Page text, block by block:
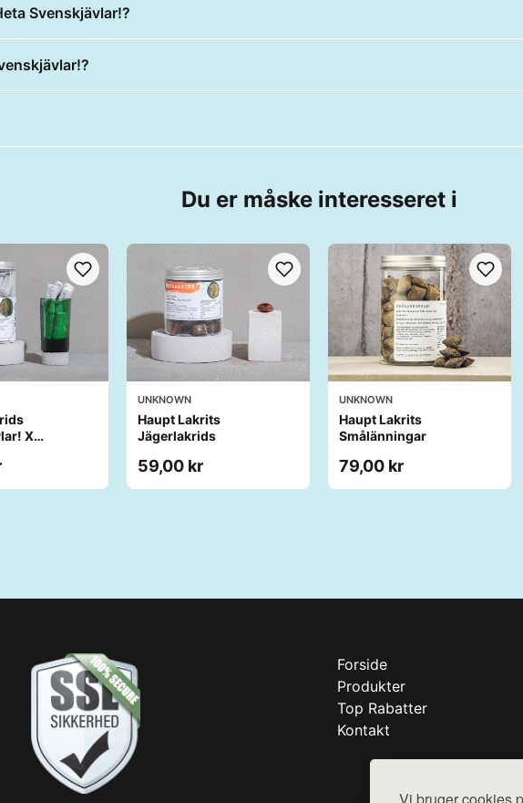
Svenskjävlar!?
Du er måske interesseret i
X
UNKNOWN
Haupt Lakrits
Jägerlakrids
59,00 kr
UNKNOWN
Haupt Lakrits
Smålänningar​
79,00 kr
Forside
Produkter
Top Rabatter
Kontakt